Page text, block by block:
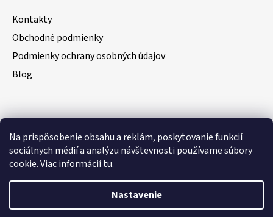
Na prispôsobenie obsahu a reklám, poskytovanie funkcií
sociálnych médií a analýzu návštevnosti používame súbory
cookie. Viac informáciítu.
Nastavenie
Kontakty
Obchodné podmienky
Podmienky ochrany osobných údajov
Blog
Vidí vás ChatGPT, Gemini a Google AI? www.consultee.biz
Omnibus monitoring cien
Vytvoril Shoptet
Copyright 2026Consultee. Všetky práva vyhradené.Upraviť